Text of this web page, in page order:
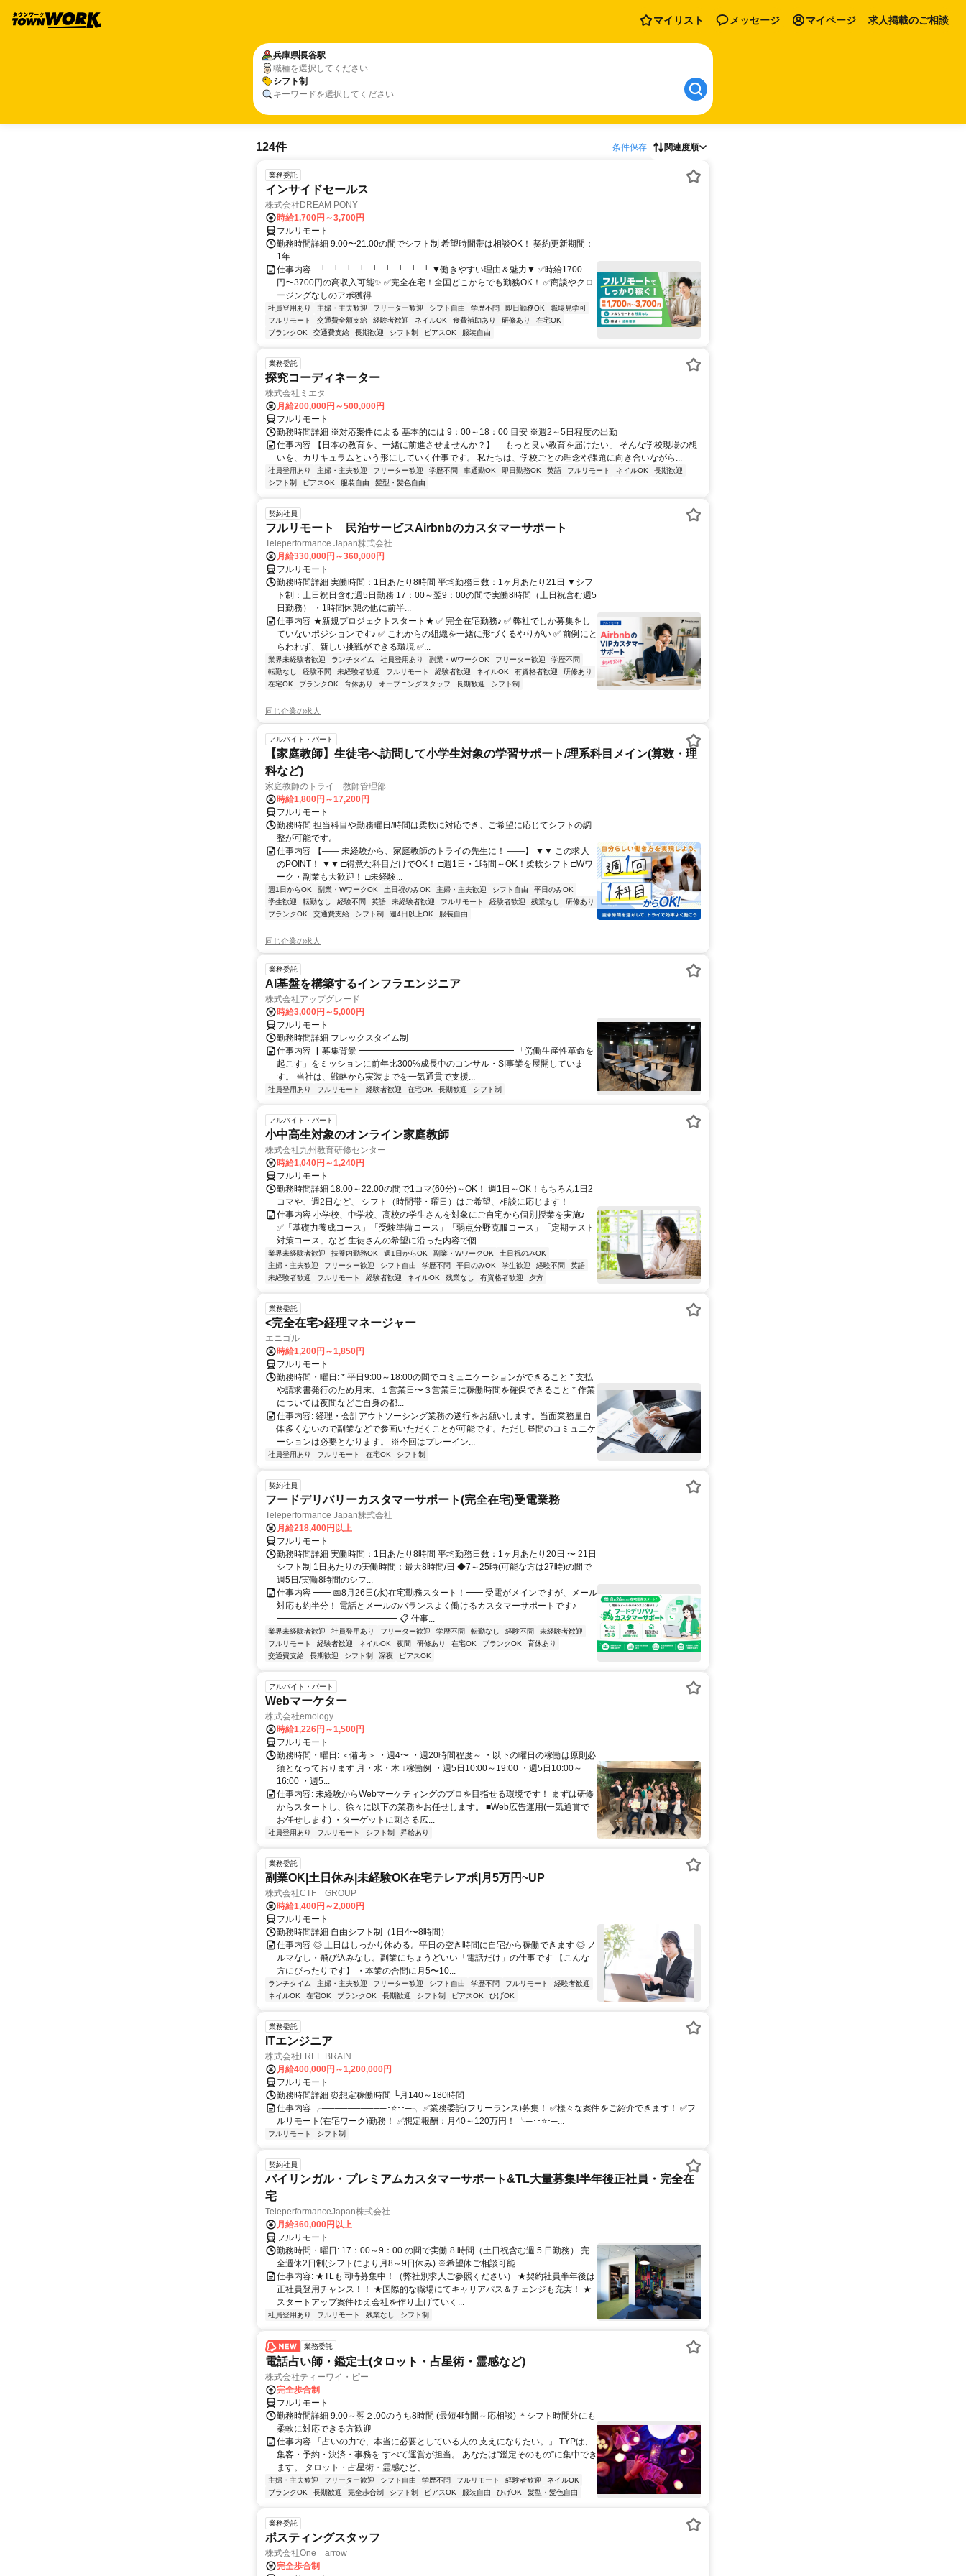
マイリスト メッセージ マイページ 求人掲載のご相談
兵庫県長谷駅
職種を選択してください
シフト制
キーワードを選択してください
124件 条件保存 関連度順
業務委託
インサイドセールス
株式会社DREAM PONY
時給1,700円～3,700円
フルリモート
勤務時間詳細 9:00〜21:00の間でシフト制 希望時間帯は相談OK！ 契約更新期間：
1年
仕事内容 ─┘─┘─┘─┘─┘─┘─┘─┘─┘ ▼働きやすい理由＆魅力▼ ✅時給1700
円〜3700円の高収入可能✨ ✅完全在宅！全国どこからでも勤務OK！ ✅商談やクロ
ージングなしのアポ獲得...
社員登用あり 主婦・主夫歓迎 フリーター歓迎 シフト自由 学歴不問 即日勤務OK
職場見学可
フルリモート
交通費全額支給 経験者歓迎 ネイルOK 食費補助あり 研修あり
在宅OK
ブランクOK
交通費支給 長期歓迎 シフト制 ピアスOK 服装自由
業務委託
探究コーディネーター
株式会社ミエタ
月給200,000円～500,000円
フルリモート
勤務時間詳細 ※対応案件による 基本的には 9：00～18：00 目安 ※週2～5日程度の出勤
仕事内容 【日本の教育を、一緒に前進させませんか？】 「もっと良い教育を届けたい」 そんな学校現場の想
いを、カリキュラムという形にしていく仕事です。 私たちは、学校ごとの理念や課題に向き合いながら...
社員登用あり 主婦・主夫歓迎 フリーター歓迎 学歴不問 車通勤OK 即日勤務OK 英語 フルリモート ネイルOK
長期歓迎
シフト制
ピアスOK 服装自由 髪型・髪色自由
契約社員
フルリモート 民泊サービスAirbnbのカスタマーサポート
Teleperformance Japan株式会社
月給330,000円～360,000円
フルリモート
勤務時間詳細 実働時間：1日あたり8時間 平均勤務日数：1ヶ月あたり21日 ▼シフ
ト制：土日祝日含む週5日勤務 17：00～翌9：00の間で実働8時間（土日祝含む週5
日勤務） ・1時間休憩の他に前半...
仕事内容 ★新規プロジェクトスタート★ ✅ 完全在宅勤務♪ ✅ 弊社でしか募集をし
ていないポジションです♪ ✅ これからの組織を一緒に形づくるやりがい ✅ 前例にと
らわれず、新しい挑戦ができる環境 ✅...
業界未経験者歓迎 ランチタイム 社員登用あり 副業・WワークOK フリーター歓迎
学歴不問
転勤なし
経験不問 未経験者歓迎 フルリモート 経験者歓迎 ネイルOK 有資格者歓迎
研修あり
在宅OK
ブランクOK 育休あり オープニングスタッフ 長期歓迎 シフト制
同じ企業の求人
アルバイト・パート
【家庭教師】生徒宅へ訪問して小学生対象の学習サポート/理系科目メイン(算数・理
科など)
家庭教師のトライ 教師管理部
時給1,800円～17,200円
フルリモート
勤務時間 担当科目や勤務曜日/時間は柔軟に対応でき、ご希望に応じてシフトの調
整が可能です。
仕事内容 【―― 未経験から、家庭教師のトライの先生に！ ――】 ▼▼ この求人
のPOINT！ ▼▼ □得意な科目だけでOK！ □週1日・1時間～OK！柔軟シフト □Wワ
ーク・副業も大歓迎！ □未経験...
週1日からOK 副業・WワークOK 土日祝のみOK 主婦・主夫歓迎 シフト自由
平日のみOK
学生歓迎
転勤なし 経験不問 英語 未経験者歓迎 フルリモート 経験者歓迎 残業なし
研修あり
ブランクOK
交通費支給 シフト制 週4日以上OK 服装自由
同じ企業の求人
業務委託
AI基盤を構築するインフラエンジニア
株式会社アップグレード
時給3,000円～5,000円
フルリモート
勤務時間詳細 フレックスタイム制
仕事内容 ▏募集背景 ━━━━━━━━━━━━━━━━━━ 「労働生産性革命を
起こす」をミッションに前年比300%成長中のコンサル・SI事業を展開していま
す。 当社は、戦略から実装までを一気通貫で支援...
社員登用あり フルリモート 経験者歓迎 在宅OK 長期歓迎 シフト制
アルバイト・パート
小中高生対象のオンライン家庭教師
株式会社九州教育研修センター
時給1,040円～1,240円
フルリモート
勤務時間詳細 18:00～22:00の間で1コマ(60分)～OK！ 週1日～OK！もちろん1日2
コマや、週2日など、 シフト（時間帯・曜日）はご希望、相談に応じます！
仕事内容 小学校、中学校、高校の学生さんを対象にご自宅から個別授業を実施♪
✅「基礎力養成コース」「受験準備コース」「弱点分野克服コース」「定期テスト
対策コース」など 生徒さんの希望に沿った内容で個...
業界未経験者歓迎 扶養内勤務OK 週1日からOK 副業・WワークOK
土日祝のみOK
主婦・主夫歓迎
フリーター歓迎 シフト自由 学歴不問 平日のみOK 学生歓迎 経験不問
英語
未経験者歓迎
フルリモート 経験者歓迎 ネイルOK 残業なし 有資格者歓迎 夕方
業務委託
<完全在宅>経理マネージャー
エニゴル
時給1,200円～1,850円
フルリモート
勤務時間・曜日: * 平日9:00～18:00の間でコミュニケーションができること * 支払
や請求書発行のため月末、１営業日〜３営業日に稼働時間を確保できること * 作業
については夜間などご自身の都...
仕事内容: 経理・会計アウトソーシング業務の遂行をお願いします。当面業務量自
体多くないので副業などで参画いただくことが可能です。ただし昼間のコミュニケ
ーションは必要となります。 ※今回はプレーイン...
社員登用あり フルリモート 在宅OK シフト制
契約社員
フードデリバリーカスタマーサポート(完全在宅)受電業務
Teleperformance Japan株式会社
月給218,400円以上
フルリモート
勤務時間詳細 実働時間：1日あたり8時間 平均勤務日数：1ヶ月あたり20日 〜 21日
シフト制 1日あたりの実働時間：最大8時間/日 ◆7～25時(可能な方は27時)の間で
週5日/実働8時間のシフ...
仕事内容 ━━ 📅8月26日(水)在宅勤務スタート！━━ 受電がメインですが、メール
対応も約半分！ 電話とメールのバランスよく働けるカスタマーサポートです♪
━━━━━━━━━━━━━━ 📋 仕事...
業界未経験者歓迎 社員登用あり フリーター歓迎 学歴不問 転勤なし 経験不問
未経験者歓迎
フルリモート
経験者歓迎 ネイルOK 夜間 研修あり 在宅OK ブランクOK
育休あり
交通費支給
長期歓迎 シフト制 深夜 ピアスOK
アルバイト・パート
Webマーケター
株式会社emology
時給1,226円～1,500円
フルリモート
勤務時間・曜日: ＜備考＞ ・週4〜 ・週20時間程度～ ・以下の曜日の稼働は原則必
須となっております 月・水・木 ↓稼働例 ・週5日10:00～19:00 ・週5日10:00～
16:00 ・週5...
仕事内容: 未経験からWebマーケティングのプロを目指せる環境です！ まずは研修
からスタートし、徐々に以下の業務をお任せします。 ■Web広告運用(一気通貫で
お任せします) ・ターゲットに刺さる広...
社員登用あり フルリモート シフト制 昇給あり
業務委託
副業OK|土日休み|未経験OK在宅テレアポ|月5万円~UP
株式会社CTF GROUP
時給1,400円～2,000円
フルリモート
勤務時間詳細 自由シフト制（1日4〜8時間）
仕事内容 ◎ 土日はしっかり休める。平日の空き時間に自宅から稼働できます ◎ ノ
ルマなし・飛び込みなし。副業にちょうどいい「電話だけ」の仕事です 【こんな
方にぴったりです】 ・本業の合間に月5〜10...
ランチタイム 主婦・主夫歓迎 フリーター歓迎 シフト自由 学歴不問 フルリモート
経験者歓迎
ネイルOK
在宅OK ブランクOK 長期歓迎 シフト制 ピアスOK ひげOK
業務委託
ITエンジニア
株式会社FREE BRAIN
月給400,000円～1,200,000円
フルリモート
勤務時間詳細 ⏰想定稼働時間 └月140～180時間
仕事内容 ╭──────────･⭐･･─╮ ✅業務委託(フリーランス)募集！ ✅様々な案件をご紹介できます！ ✅フ
ルリモート(在宅ワーク)勤務！ ✅想定報酬：月40～120万円！ ╰─･･⭐･─...
フルリモート シフト制
契約社員
バイリンガル・プレミアムカスタマーサポート&TL大量募集!半年後正社員・完全在
宅
TeleperformanceJapan株式会社
月給360,000円以上
フルリモート
勤務時間・曜日: 17：00～9：00 の間で実働 8 時間（土日祝含む週 5 日勤務） 完
全週休2日制(シフトにより月8～9日休み) ※希望休ご相談可能
仕事内容: ★TLも同時募集中！（弊社別求人ご参照ください） ★契約社員半年後は
正社員登用チャンス！！ ★国際的な職場にてキャリアパス＆チェンジも充実！ ★
スタートアップ案件ゆえ会社を作り上げていく...
社員登用あり フルリモート 残業なし シフト制
業務委託
電話占い師・鑑定士(タロット・占星術・霊感など)
株式会社ティーワイ・ピー
完全歩合制
フルリモート
勤務時間詳細 9:00～翌２:00のうち8時間 (最短4時間～応相談) ＊シフト時間外にも
柔軟に対応できる方歓迎
仕事内容 「占いの力で、本当に必要としている人の 支えになりたい。」 TYPは、
集客・予約・決済・事務を すべて運営が担当。 あなたは“鑑定そのもの”に集中でき
ます。 タロット・占星術・霊感など、...
主婦・主夫歓迎 フリーター歓迎 シフト自由 学歴不問 フルリモート 経験者歓迎
ネイルOK
ブランクOK
長期歓迎 完全歩合制 シフト制 ピアスOK 服装自由 ひげOK 髪型・髪色自由
業務委託
ポスティングスタッフ
株式会社One arrow
完全歩合制